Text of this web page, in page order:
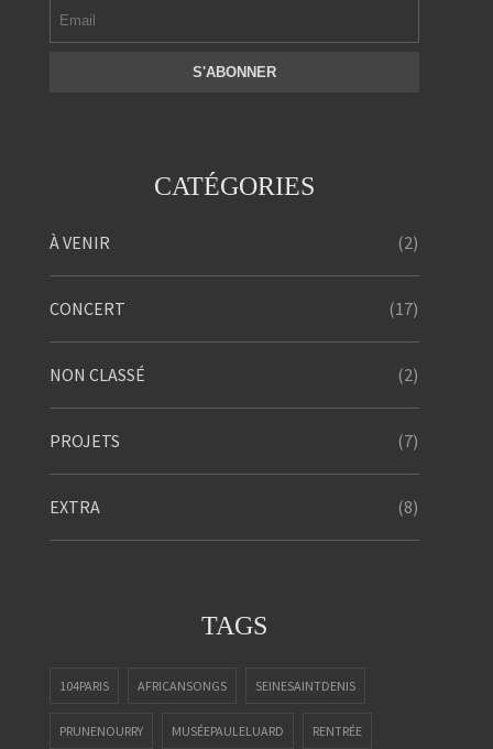
CATÉGORIES
À VENIR (2)
CONCERT (17)
NON CLASSÉ (2)
PROJETS (7)
EXTRA (8)
TAGS
104PARIS AFRICANSONGS SEINESAINTDENIS
PRUNENOURRY MUSÉEPAULELUARD RENTRÉE